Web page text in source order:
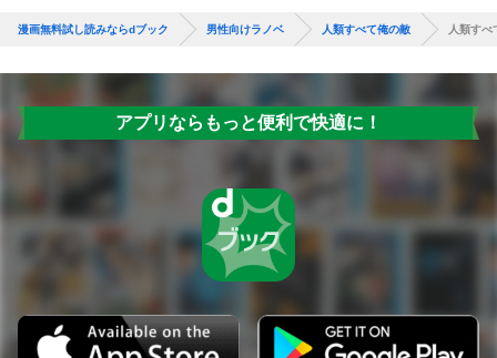
漫画無料試し読みならdブック 男性向けラノベ 人類すべて俺の敵 人類すべ
アプリならもっと便利で快適に！